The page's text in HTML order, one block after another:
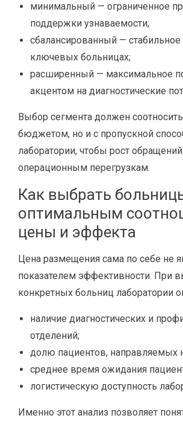
минимальный — ограниченное
поддержки узнаваемости;
сбалансированный — стабильное
ключевых больницах;
расширенный — максимальное
акцентом на диагностические
Выбор сегмента должен
бюджетом, но и с пропускной
лаборатории, чтобы рост
операционным перегрузкам.
Как выбрать
оптимальным
цены и эффекта
Цена размещения сама по себе не
показателем эффективности. При
конкретных больниц лаборатории
наличие диагностических и
отделений;
долю пациентов, направляемых
среднее время ожидания
логистическую доступность
Именно этот анализ позволяет